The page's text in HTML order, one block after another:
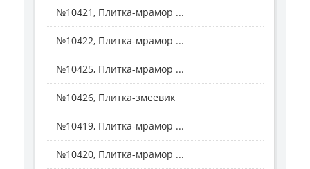
№10421, Плитка-мрамор ...
№10422, Плитка-мрамор ...
№10425, Плитка-мрамор ...
№10426, Плитка-змеевик
№10419, Плитка-мрамор ...
№10420, Плитка-мрамор ...